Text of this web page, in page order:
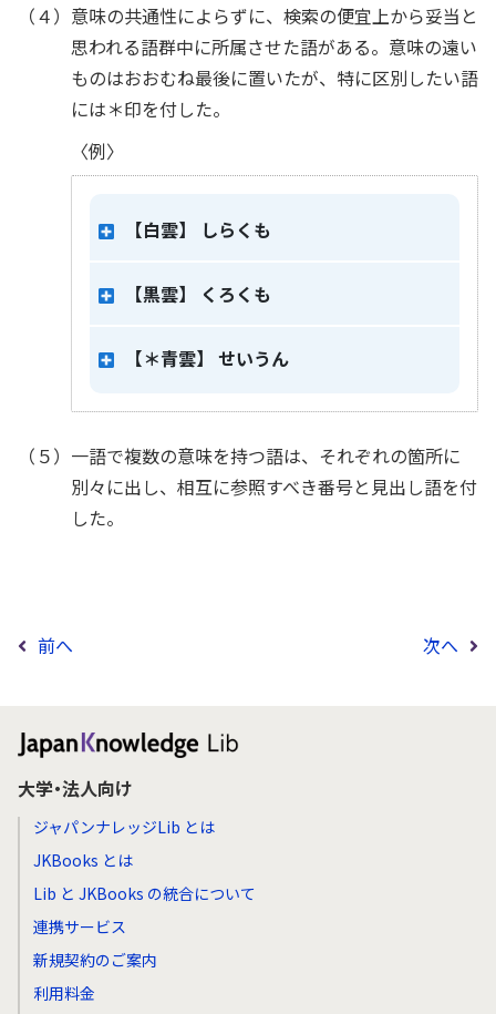
（４）意味の共通性によらずに、検索の便宜上から妥当と
思われる語群中に所属させた語がある。意味の遠い
ものはおおむね最後に置いたが、特に区別したい語
には＊印を付した。
〈例〉
【白雲】 しらくも
【黒雲】 くろくも
【＊青雲】 せいうん
（５）一語で複数の意味を持つ語は、それぞれの箇所に
別々に出し、相互に参照すべき番号と見出し語を付
した。
前へ 次へ
大学・法人向け
ジャパンナレッジLib とは
JKBooks とは
Lib と JKBooks の統合について
連携サービス
新規契約のご案内
利用料金